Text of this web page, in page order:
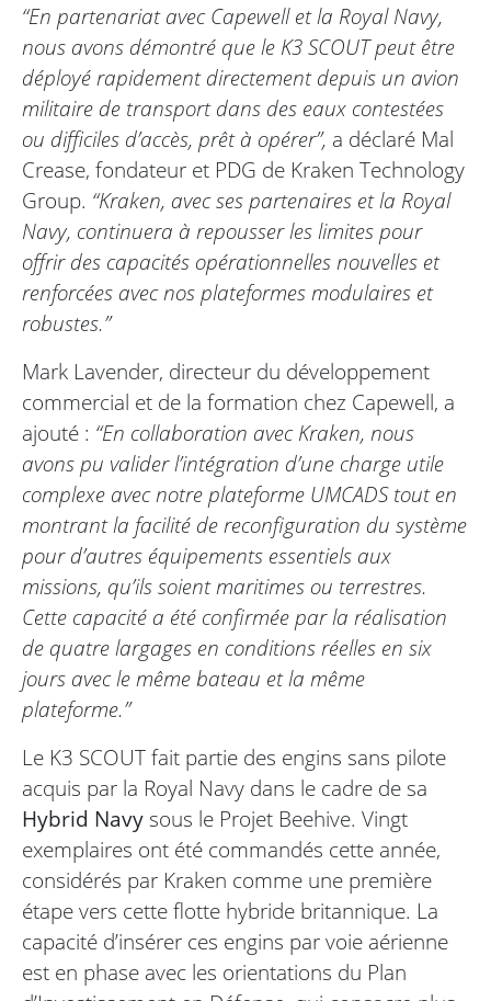
“En partenariat avec Capewell et la Royal Navy,
nous avons démontré que le K3 SCOUT peut être
déployé rapidement directement depuis un avion
militaire de transport dans des eaux contestées
ou difficiles d’accès, prêt à opérer”, a déclaré Mal
Crease, fondateur et PDG de Kraken Technology
Group. “Kraken, avec ses partenaires et la Royal
Navy, continuera à repousser les limites pour
offrir des capacités opérationnelles nouvelles et
renforcées avec nos plateformes modulaires et
robustes.”
Mark Lavender, directeur du développement
commercial et de la formation chez Capewell, a
ajouté : “En collaboration avec Kraken, nous
avons pu valider l’intégration d’une charge utile
complexe avec notre plateforme UMCADS tout en
montrant la facilité de reconfiguration du système
pour d’autres équipements essentiels aux
missions, qu’ils soient maritimes ou terrestres.
Cette capacité a été confirmée par la réalisation
de quatre largages en conditions réelles en six
jours avec le même bateau et la même
plateforme.”
Le K3 SCOUT fait partie des engins sans pilote
acquis par la Royal Navy dans le cadre de sa
Hybrid Navysous le Projet Beehive. Vingt
exemplaires ont été commandés cette année,
considérés par Kraken comme une première
étape vers cette flotte hybride britannique. La
capacité d’insérer ces engins par voie aérienne
est en phase avec les orientations du Plan